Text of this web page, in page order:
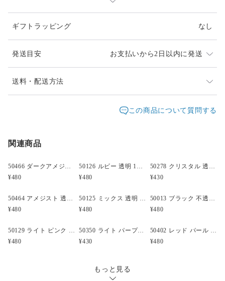
特徴は、なんといっても「でか穴」。ほとんどのプラスチック
製のポニービーズは、４mmの穴を持っており、コード、ひ
も、ワイヤーと一緒に使うことができます。また、テディベ
ア、飛行機、トレイン、イルカ、ネコ、イヌやゾウなど、 40
以上のエキサイティングで楽しい形状も選択することができま
す。
・型番: ID50197
・大きさ: 12x10mm
・穴の大きさ: 4mm
・仕上がり: 透明
・カラー: ピンク (015)
・製造元: The Beadery
・ビーズの個数: 約 50
ギフトラッピング なし
発送目安 お支払いから2日以内に発送
発送は、通常2-3日以内（土日を除く）となります。
送料・配送方法
クリックポスト
この商品について質問する
関連商品
50466 ダークアメジスト 透明 12x10mm ハート型 ポニービーズ (50個)
¥480
50126 ルビー 透明 12x10mm ハート型 ポニービーズ (50個)
¥480
50278 クリスタル 透明 12x10mm ハート型 ポニービーズ (45個)
¥430
50464 アメジスト 透明 12x10mm ハート型 ポニービーズ (50個)
¥480
50125 ミックス 透明 12x10mm ハート型 ポニービーズ (50個)
¥480
50013 ブラック 不透明(Opaque) 12x10mm ハート型 ポニービーズ (50個)
¥480
50129 ライト ピンク パール 12x10mm ハート型 ポニービーズ (50個)
¥480
50350 ライト パープル パール 12x10mm ハート型 ポニービーズ (45個)
¥430
50402 レッド パール 12x10mm ハート型 ポニービーズ (50個)
¥480
もっと見る